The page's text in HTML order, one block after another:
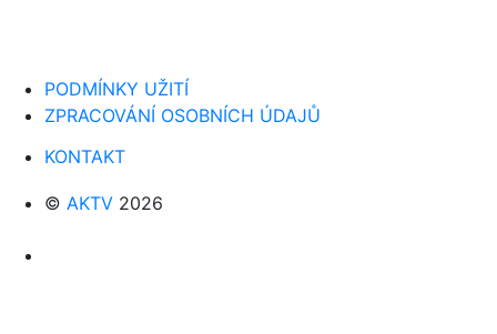
PODMÍNKY UŽITÍ
ZPRACOVÁNÍ OSOBNÍCH ÚDAJŮ
KONTAKT
© AKTV 2026